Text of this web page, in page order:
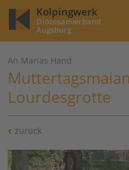
Kolpingwerk
Diözesanverband
Augsburg
An Marias Hand
Lourdesgrotte
zurück